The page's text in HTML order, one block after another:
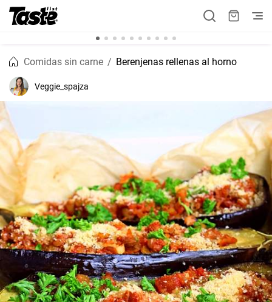
Comidas sin carne Berenjenas rellenas al horno
Veggie_spajza